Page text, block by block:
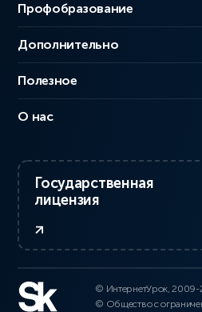
Профобразование
Дополнительно
Полезное
О нас
Государственная
лицензия
© ИнтернетУрок,
© Общество с